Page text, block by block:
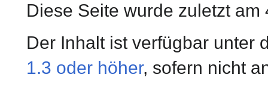
Diese Seite wurde zuletzt
Der Inhalt ist verfügbar unter
1.3 oder höher, sofern nicht